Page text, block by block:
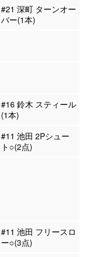
#21 深町 ターンオー
バー(1本)
#16 鈴木 スティール
(1本)
#11 池田 2Pシュー
ト○(2点)
#11 池田 フリースロ
ー○(3点)